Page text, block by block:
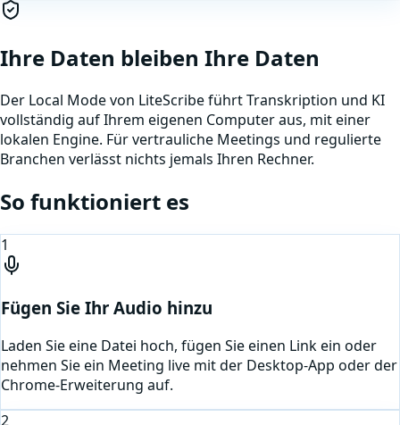
Ihre Daten bleiben Ihre Daten
Der Local Mode von LiteScribe führt Transkription und KI
vollständig auf Ihrem eigenen Computer aus, mit einer
lokalen Engine. Für vertrauliche Meetings und regulierte
Branchen verlässt nichts jemals Ihren Rechner.
So funktioniert es
1
Fügen Sie Ihr Audio hinzu
Laden Sie eine Datei hoch, fügen Sie einen Link ein oder
nehmen Sie ein Meeting live mit der Desktop-App oder der
Chrome-Erweiterung auf.
2